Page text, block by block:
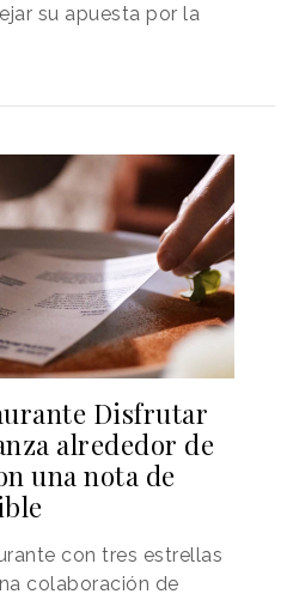
su apuesta por la
Disfrutar
alrededor de
una nota de
con tres estrellas
colaboración de